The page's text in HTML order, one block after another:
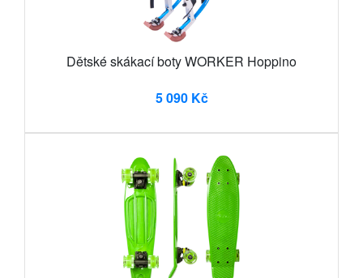
Dětské skákací boty WORKER Hoppino
5 090 Kč